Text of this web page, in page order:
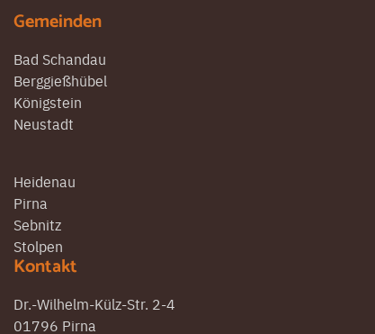
Gemeinden
Bad Schandau
Berggießhübel
Königstein
Neustadt
Heidenau
Pirna
Sebnitz
Stolpen
Kontakt
Dr.-Wilhelm-Külz-Str. 2-4
01796 Pirna